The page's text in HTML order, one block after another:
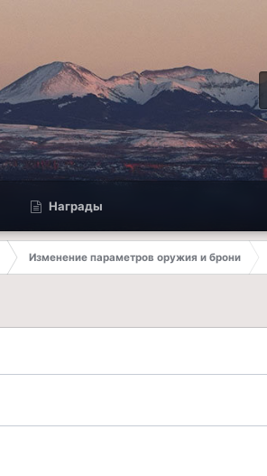
Награды
Изменение параметров оружия и брони